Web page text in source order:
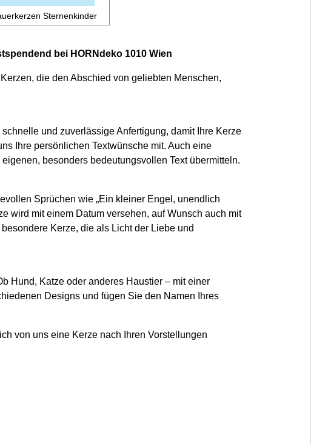
Sternenkinder
bei HORNdeko 1010 Wien
die den Abschied von geliebten Menschen,
und zuverlässige Anfertigung, damit Ihre Kerze
Ihre persönlichen Textwünsche mit. Auch eine
besonders bedeutungsvollen Text übermitteln.
Sprüchen wie „Ein kleiner Engel, unendlich
wird mit einem Datum versehen, auf Wunsch auch mit
Kerze, die als Licht der Liebe und
Hund, Katze oder anderes Haustier – mit einer
Designs und fügen Sie den Namen Ihres
von uns eine Kerze nach Ihren Vorstellungen